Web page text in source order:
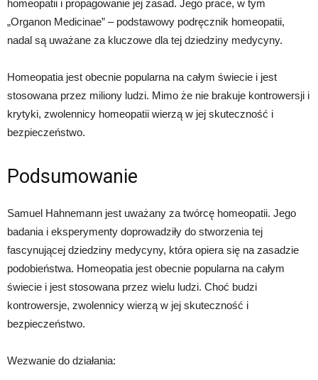
homeopatii i propagowanie jej zasad. Jego prace, w tym
„Organon Medicinae” – podstawowy podręcznik homeopatii,
nadal są uważane za kluczowe dla tej dziedziny medycyny.
Homeopatia jest obecnie popularna na całym świecie i jest
stosowana przez miliony ludzi. Mimo że nie brakuje kontrowersji i
krytyki, zwolennicy homeopatii wierzą w jej skuteczność i
bezpieczeństwo.
Podsumowanie
Samuel Hahnemann jest uważany za twórcę homeopatii. Jego
badania i eksperymenty doprowadziły do stworzenia tej
fascynującej dziedziny medycyny, która opiera się na zasadzie
podobieństwa. Homeopatia jest obecnie popularna na całym
świecie i jest stosowana przez wielu ludzi. Choć budzi
kontrowersje, zwolennicy wierzą w jej skuteczność i
bezpieczeństwo.
Wezwanie do działania: